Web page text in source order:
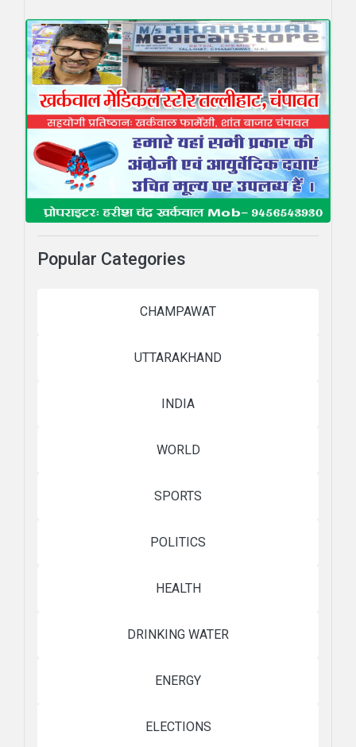
Popular Categories
CHAMPAWAT
UTTARAKHAND
INDIA
WORLD
SPORTS
POLITICS
HEALTH
DRINKING WATER
ENERGY
ELECTIONS